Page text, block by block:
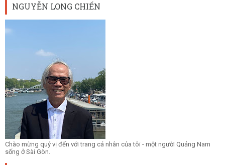
NGUYỄN LONG CHIẾN
Chào mừng quý vị đến với trang cá nhân của tôi - một người Quảng Nam
sống ở Sài Gòn.